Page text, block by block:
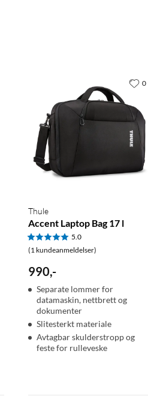
Thule
Accent Laptop Bag 17 l
5.0
(1 kundeanmeldelser)
990,-
Separate lommer for
datamaskin, nettbrett og
dokumenter
Slitesterkt materiale
Avtagbar skulderstropp og
feste for rulleveske
0